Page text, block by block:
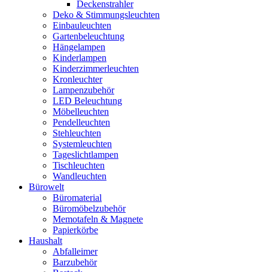
Deckenstrahler
Deko & Stimmungsleuchten
Einbauleuchten
Gartenbeleuchtung
Hängelampen
Kinderlampen
Kinderzimmerleuchten
Kronleuchter
Lampenzubehör
LED Beleuchtung
Möbelleuchten
Pendelleuchten
Stehleuchten
Systemleuchten
Tageslichtlampen
Tischleuchten
Wandleuchten
Bürowelt
Büromaterial
Büromöbelzubehör
Memotafeln & Magnete
Papierkörbe
Haushalt
Abfalleimer
Barzubehör